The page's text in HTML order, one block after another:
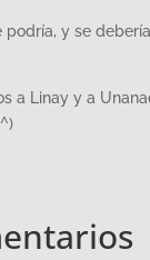
podría, y se
a Linay y a